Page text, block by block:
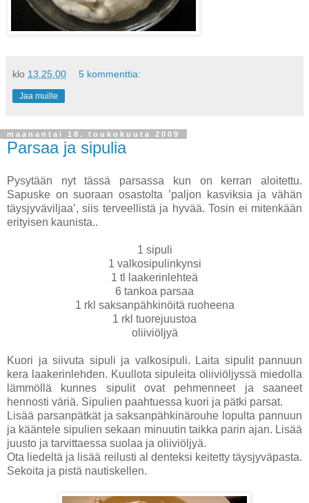
klo 13.25.00 5 kommenttia:
Jaa muille
maanantai 18. toukokuuta 2009
Parsaa ja sipulia
Pysytään nyt tässä parsassa kun on kerran aloitettu.
Sapuske on suoraan osastolta ’paljon kasviksia ja vähän
täysjyväviljaa’, siis terveellistä ja hyvää. Tosin ei mitenkään
erityisen kaunista..
1 sipuli
1 valkosipulinkynsi
1 tl laakerinlehteä
6 tankoa parsaa
1 rkl saksanpähkinöitä ruoheena
1 rkl tuorejuustoa
oliiviöljyä
Kuori ja siivuta sipuli ja valkosipuli. Laita sipulit pannuun
kera laakerinlehden. Kuullota sipuleita oliiviöljyssä miedolla
lämmöllä kunnes sipulit ovat pehmenneet ja saaneet
hennosti väriä. Sipulien paahtuessa kuori ja pätki parsat.
Lisää parsanpätkät ja saksanpähkinärouhe lopulta pannuun
ja kääntele sipulien sekaan minuutin taikka parin ajan. Lisää
juusto ja tarvittaessa suolaa ja oliiviöljyä.
Ota liedeltä ja lisää reilusti al denteksi keitetty täysjyväpasta.
Sekoita ja pistä nautiskellen.